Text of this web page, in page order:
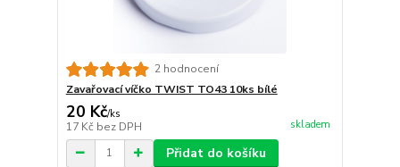
2 hodnocení
Zavařovací víčko TWIST TO43 10ks bílé
20 Kč/ks
17 Kč bez DPH skladem
Přidat do košíku